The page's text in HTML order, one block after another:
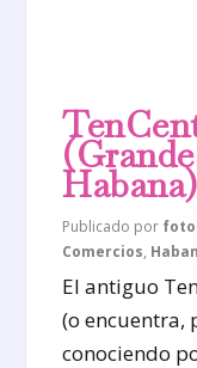
Habana)
Publicado por
Comercios,
El antiguo
(o encuentra,
conociendo